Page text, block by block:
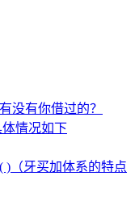
没有你借过的？
情况如下
)（牙买加体系的特点